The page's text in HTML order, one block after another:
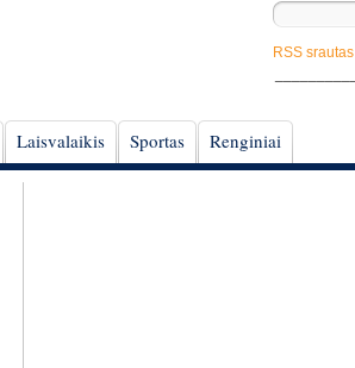
RSS srautas
Laisvalaikis Sportas Renginiai